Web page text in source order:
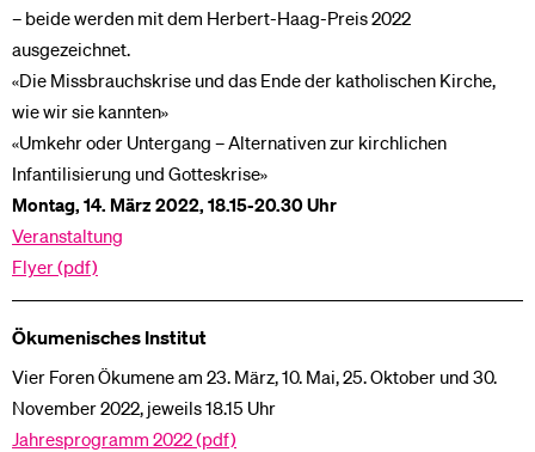
– beide werden mit dem Herbert-Haag-Preis 2022
ausgezeichnet.
«Die Missbrauchskrise und das Ende der katholischen Kirche,
wie wir sie kannten»
«Umkehr oder Untergang – Alternativen zur kirchlichen
Infantilisierung und Gotteskrise»
Montag, 14. März 2022, 18.15-20.30 Uhr
Veranstaltung
Flyer (pdf)
Ökumenisches Institut
Vier Foren Ökumene am 23. März, 10. Mai, 25. Oktober und 30.
November 2022, jeweils 18.15 Uhr
Jahresprogramm 2022 (pdf)